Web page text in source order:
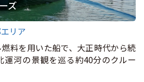
ズ
リア
料を用いた船で、大正時代から続
運河の景観を巡る約40分のクルー